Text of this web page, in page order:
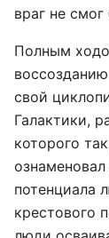
враг не
Полным
свой
Галактики,
которого
потенциала
крестового